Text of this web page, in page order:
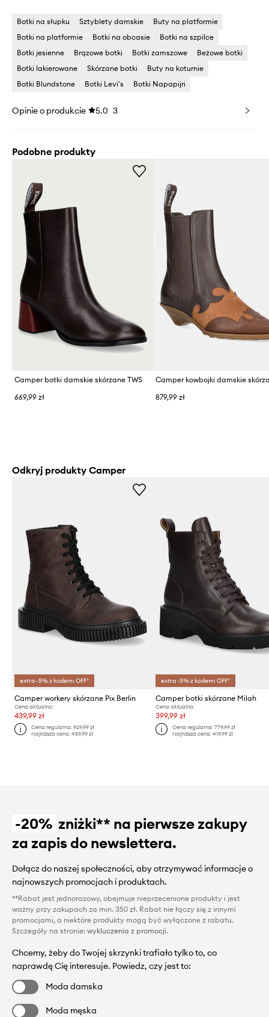
Botki na słupku Sztyblety damskie
Buty na platformie
Botki na platformie
Botki na obcasie
Botki na szpilce
Botki jesienne
Brązowe botki Botki zamszowe
Beżowe botki
Botki lakierowane
Skórzane botki
Buty na koturnie
Botki Blundstone
Botki Levi's Botki Napapijri
Opinie o produkcie 5.0 3
Podobne produkty
Camper botki damskie skórzane TWS
669,99 zł
879,99 zł
Odkryj produkty Camper
extra -5% z kodem: OFF*
Camper workery skórzane Pix Berlin
Cena aktualna:
439,99 zł
Cena regularna:929,99 zł
Najniższa cena:459,99 zł
extra -5% z kodem: OFF*
Camper botki skórzane Milah
Cena aktualna:
399,99 zł
Cena regularna: 779,99 zł
Najniższa cena: 419,99 zł
-20% zniżki** na pierwsze zakupy
za zapis do newslettera.
Dołącz do naszej społeczności, aby otrzymywać informacje o
najnowszych promocjach i produktach.
**Rabat jest jednorazowy, obejmuje nieprzecenione produkty i jest
ważny przy zakupach za min. 350 zł. Rabat nie łączy się z innymi
promocjami, a niektóre produkty mogą być wyłączone z rabatu.
Szczegóły na stronie: wykluczenia z promocji.
Chcemy, żeby do Twojej skrzynki trafiało tylko to, co
naprawdę Cię interesuje. Powiedz, czy jest to:
Moda damska
Moda męska